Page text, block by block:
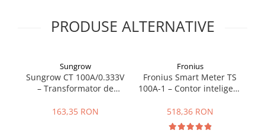
PRODUSE ALTERNATIVE
Sungrow
Sungrow CT 100A/0.333V
– Transformator de
163,35 RON
Fronius
Fronius Smart Meter TS
100A-1 – Contor inteligent
masurare bidirectionala,
RS485
518,36 RON